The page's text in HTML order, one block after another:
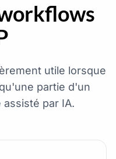
utile lorsque
partie d'un
par IA.